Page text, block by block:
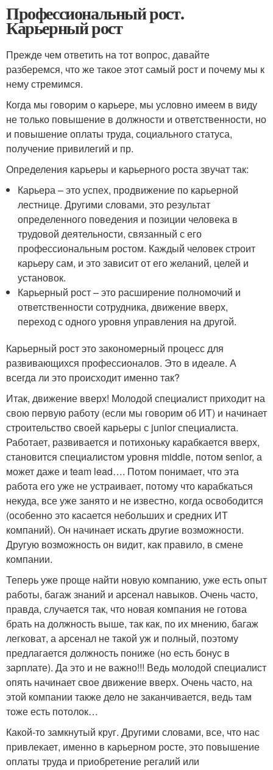
Профессиональный рост.
Карьерный рост
Прежде чем ответить на тот вопрос, давайте
разберемся, что же такое этот самый рост и почему мы к
нему стремимся.
Когда мы говорим о карьере, мы условно имеем в виду
не только повышение в должности и ответственности, но
и повышение оплаты труда, социального статуса,
получение привилегий и пр.
Определения карьеры и карьерного роста звучат так:
Карьера – это успех, продвижение по карьерной
лестнице. Другими словами, это результат
определенного поведения и позиции человека в
трудовой деятельности, связанный с его
профессиональным ростом. Каждый человек строит
карьеру сам, и это зависит от его желаний, целей и
установок.
Карьерный рост – это расширение полномочий и
ответственности сотрудника, движение вверх,
переход с одного уровня управления на другой.
Карьерный рост это закономерный процесс для
развивающихся профессионалов. Это в идеале. А
всегда ли это происходит именно так?
Итак, движение вверх! Молодой специалист приходит на
свою первую работу (если мы говорим об ИТ) и начинает
строительство своей карьеры с junior специалиста.
Работает, развивается и потихоньку карабкается вверх,
становится специалистом уровня middle, потом senior, а
может даже и team lead…. Потом понимает, что эта
работа его уже не устраивает, потому что карабкаться
некуда, все уже занято и не известно, когда освободится
(особенно это касается небольших и средних ИТ
компаний). Он начинает искать другие возможности.
Другую возможность он видит, как правило, в смене
компании.
Теперь уже проще найти новую компанию, уже есть опыт
работы, багаж знаний и арсенал навыков. Очень часто,
правда, случается так, что новая компания не готова
брать на должность выше, так как, по их мнению, багаж
легковат, а арсенал не такой уж и полный, поэтому
предлагается должность пониже (но есть бонус в
зарплате). Да это и не важно!!! Ведь молодой специалист
опять начинает свое движение вверх. Очень часто, на
этой компании также дело не заканчивается, ведь там
тоже есть потолок…
Какой-то замкнутый круг. Другими словами, все, что нас
привлекает, именно в карьерном росте, это повышение
оплаты труда и приобретение регалий или